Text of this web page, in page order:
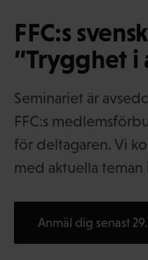
FFC:s
”Trygghet i
Seminariet är
FFC:s
för deltagaren. Vi
med aktuella teman
Anmäl dig senast